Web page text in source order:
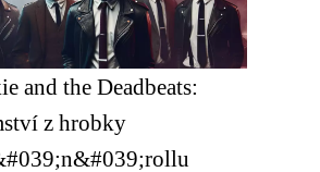
and the Deadbeats:
z hrobky